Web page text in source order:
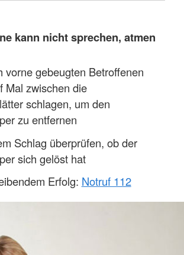
kann nicht sprechen, atmen
vorne gebeugten Betroffenen
Mal zwischen die
schlagen, um den
zu entfernen
Schlag überprüfen, ob der
sich gelöst hat
Erfolg: Notruf 112